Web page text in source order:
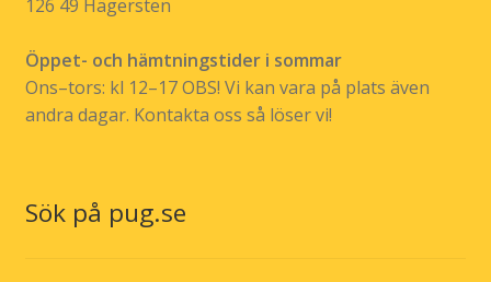
126 49 Hägersten
Öppet- och hämtningstider i sommar
Ons–tors: kl 12–17 OBS! Vi kan vara på plats även
andra dagar. Kontakta oss så löser vi!
Sök på pug.se